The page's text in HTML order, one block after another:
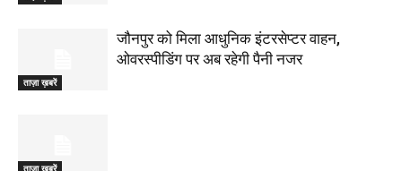
ताज़ा ख़बरें
जौनपुर को मिला आधुनिक इंटरसेप्टर वाहन,
ओवरस्पीडिंग पर अब रहेगी पैनी नजर
ताज़ा ख़बरें